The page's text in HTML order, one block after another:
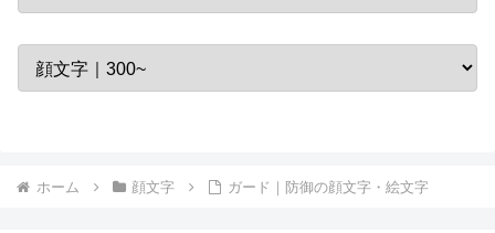
ホーム 顔文字 ガード｜防御の顔文字・絵文字